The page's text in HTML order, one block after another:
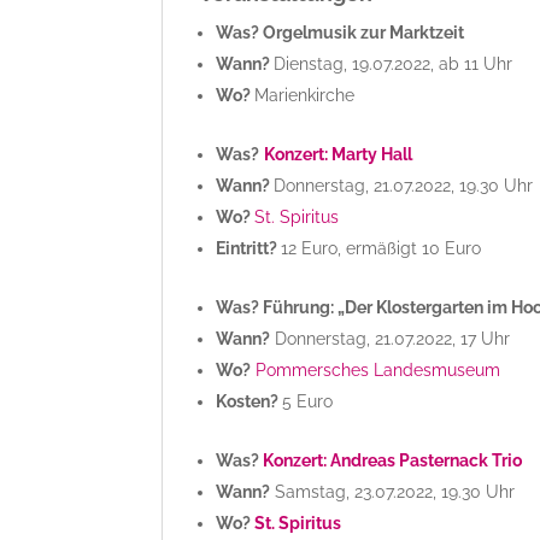
Was? Orgelmusik zur Marktzeit
Wann? Dienstag, 19.07.2022, ab 11 Uhr
Wo? Marienkirche
Was? Konzert: Marty Hall
Wann? Donnerstag, 21.07.2022, 19.30 Uhr
Wo?St. Spiritus
Eintritt?12 Euro, ermäßigt 10 Euro
Was? Führung: „Der Klostergarten im
Wann? Donnerstag, 21.07.2022, 17 Uhr
Wo? Pommersches Landesmuseum
Kosten?5 Euro
Was? Konzert: Andreas Pasternack Trio
Wann? Samstag, 23.07.2022, 19.30 Uhr
Wo?St. Spiritus